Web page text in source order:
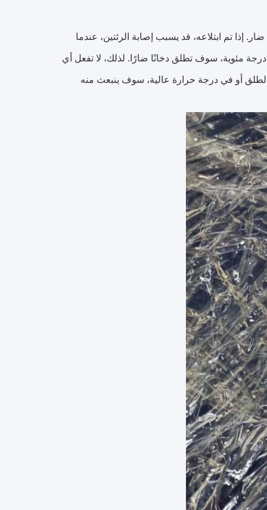
تم ابتلاعه، قد يسبب إصابة الرئتين، عندما
التي تحرق الوقود إذا تم تسخينها لأكثر من 250 درجة مئوية، سوف تطلق دخانًا ضارًا. لذلك، لا تفعل أي
أو في درجة حرارة عالية، سوف ينبعث منه